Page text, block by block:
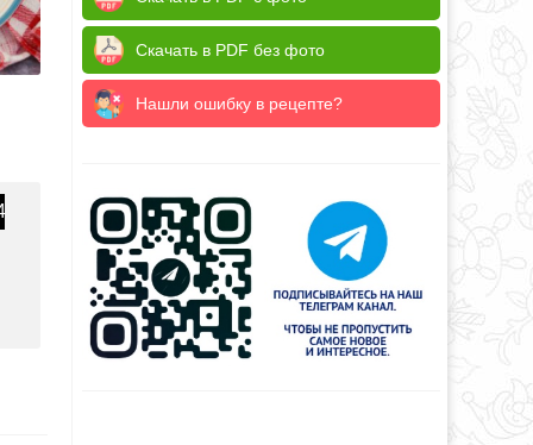
Скачать в PDF без фото
Нашли ошибку в рецепте?